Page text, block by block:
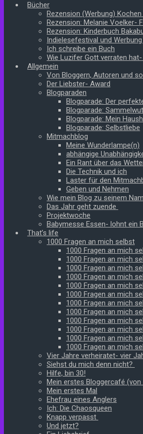
Bücher
Rezension (Werbung)
Rezension: Melanie Voelker-
Rezension: Kinderbuch
Indielesefestival und
Ich schreibe ein Buch
Wie Luzifer Gott verraten
Allgemein
Von Bloggern, Autoren und
Der Liebster- Award
Blogparaden
Blogparade: Der
Blogparade: Sammelwut
Blogparade: Mein
Blogparade: Selbstliebe
Mitmachblog
Meine Wunderlampe(n)
abhängige
Ein Rant über das
Die Technik und ich
Laster für den
Geben und Nehmen
Wie mein Blog zu seinem
Das Jahr geht zuende
Projektwoche
Babymesse Essen- lohnt ein
That’s life
1000 Fragen an mich selbst
1000 Fragen an mich
1000 Fragen an mich
1000 Fragen an mich
1000 Fragen an mich
1000 Fragen an mich
1000 Fragen an mich
1000 Fragen an mich
1000 Fragen an mich
1000 Fragen an mich
1000 Fragen an mich
1000 Fragen an mich
1000 Fragen an mich
Vier Jahre verheiratet- vier
Siehst du mich denn nicht?
Hilfe, bin 30!
Mein erstes Bloggercafé
Mein erstes Mal
Ehefrau eines Anglers
Ich: Die Chaosqueen
Knapp verpasst
Und jetzt?